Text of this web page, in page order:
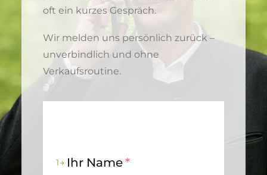
oft ein kurzes Gespräch.
Wir melden uns persönlich zurück –
unverbindlich und ohne
Verkaufsroutine.
1 Ihr Name*